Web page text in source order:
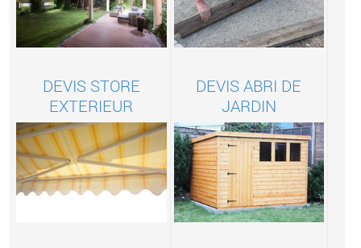
DEVIS STORE
EXTERIEUR
DEVIS ABRI DE
JARDIN